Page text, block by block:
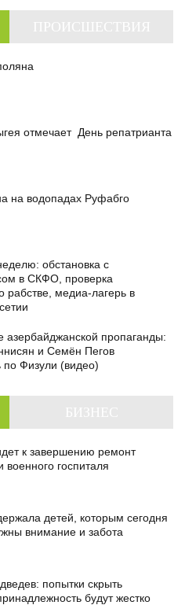
отмечает День репатрианта
на водопадах Руфабго
обстановка с
в СКФО, проверка
рабстве, медиа-лагерь в
азербайджанской пропаганды:
и Семён Пегов
по Физули (видео)
к завершению ремонт
военного госпиталя
детей, которым сегодня
внимание и забота
попытки скрыть
будут жестко